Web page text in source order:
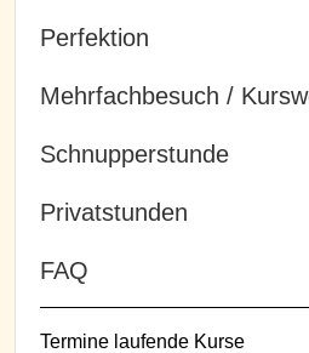
Perfektion
Mehrfachbesuch /
Schnupperstunde
Privatstunden
FAQ
Termine laufende Kurse